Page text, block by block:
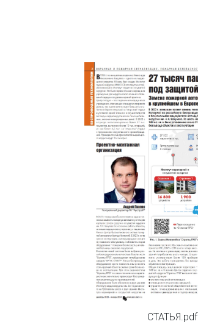
СТАТЬЯ.pdf